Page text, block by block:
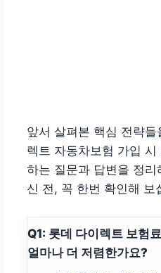
앞서 살펴본 핵심 전략
렉트 자동차보험 가입
하는 질문과 답변을 정
신 전, 꼭 한번 확인해 보
Q1: 롯데 다이렉트 보험
얼마나 더 저렴한가요?